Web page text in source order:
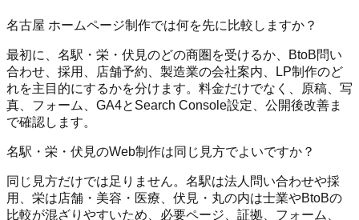
名古屋 ホームページ制作では何を先に比較しますか？
最初に、名駅・栄・伏見のどの商圏を受けるか、BtoB問い
合わせ、採用、店舗予約、製造業の会社案内、LP制作のど
れを主目的にするかを分けます。料金だけでなく、原稿、写
真、フォーム、GA4とSearch Console設定、公開後改善ま
で確認します。
名駅・栄・伏見のWeb制作は同じ見方でよいですか？
同じ見方だけでは足りません。名駅は法人問い合わせや採
用、栄は店舗・美容・医療、伏見・丸の内は士業やBtoBの
比較が混ざりやすいため、必要ページ、証拠、フォーム、